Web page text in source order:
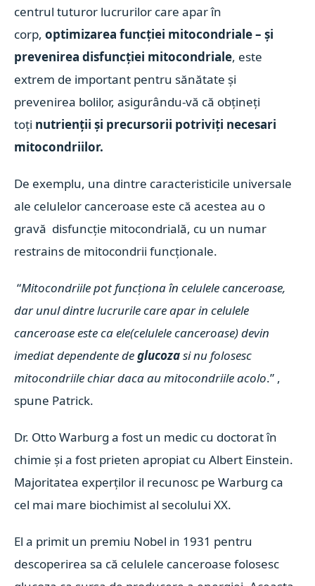
centrul tuturor lucrurilor care apar în
corp,optimizarea funcției mitocondriale – și
prevenirea disfuncției mitocondriale, este
extrem de important pentru sănătate și
prevenirea bolilor, asigurându-vă că obțineți
toți nutrienții și precursorii potriviți necesari
mitocondriilor.
De exemplu, una dintre caracteristicile universale
ale celulelor canceroase este că acestea au o
gravă disfuncție mitocondrială, cu un numar
restrains de mitocondrii funcționale.
“Mitocondriile pot funcționa în celulele canceroase,
dar unul dintre lucrurile care apar in celulele
canceroase este ca ele(celulele canceroase) devin
imediat dependente deglucozasi nu folosesc
mitocondriile chiar daca au mitocondriile acolo.” ,
spune Patrick.
Dr. Otto Warburg a fost un medic cu doctorat în
chimie și a fost prieten apropiat cu Albert Einstein.
Majoritatea experților il recunosc pe Warburg ca
cel mai mare biochimist al secolului XX.
El a primit un premiu Nobel in 1931 pentru
descoperirea sa că celulele canceroase folosesc